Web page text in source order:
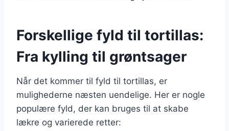
Forskellige fyld til tortillas:
Fra kylling til grøntsager
Når det kommer til fyld til tortillas, er
mulighederne næsten uendelige. Her er nogle
populære fyld, der kan bruges til at skabe
lækre og varierede retter: